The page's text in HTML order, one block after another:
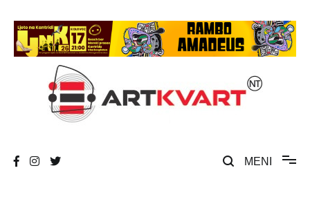
content
MENI